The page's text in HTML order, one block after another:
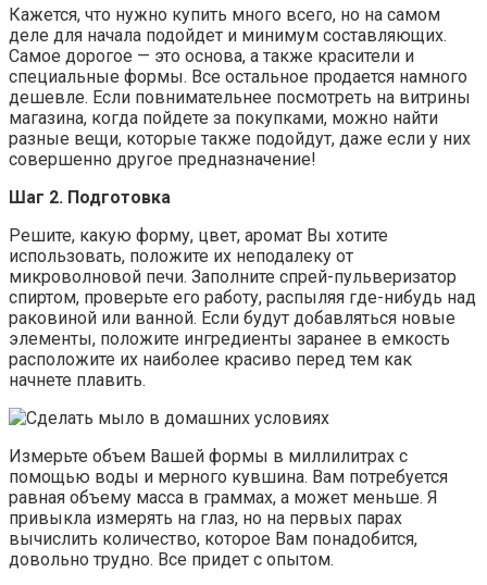
Кажется, что нужно купить много всего, но на самом
деле для начала подойдет и минимум составляющих.
Самое дорогое — это основа, а также красители и
специальные формы. Все остальное продается намного
дешевле. Если повнимательнее посмотреть на витрины
магазина, когда пойдете за покупками, можно найти
разные вещи, которые также подойдут, даже если у них
совершенно другое предназначение!
Шаг 2. Подготовка
Решите, какую форму, цвет, аромат Вы хотите
использовать, положите их неподалеку от
микроволновой печи. Заполните спрей-пульверизатор
спиртом, проверьте его работу, распыляя где-нибудь над
раковиной или ванной. Если будут добавляться новые
элементы, положите ингредиенты заранее в емкость
расположите их наиболее красиво перед тем как
начнете плавить.
Измерьте объем Вашей формы в миллилитрах с
помощью воды и мерного кувшина. Вам потребуется
равная объему масса в граммах, а может меньше. Я
привыкла измерять на глаз, но на первых парах
вычислить количество, которое Вам понадобится,
довольно трудно. Все придет с опытом.